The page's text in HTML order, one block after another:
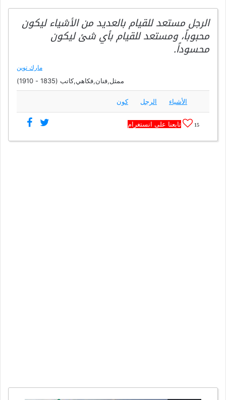
الرجل مستعد للقيام بالعديد من الأشياء ليكون
محبوباً، ومستعد للقيام بأي شئ ليكون
محسوداً.
مارك توين
ممثل,فنان,فكاهي,كاتب (1835 - 1910)
الأشياء الرجل كون
15 تابعنا على انستغرام